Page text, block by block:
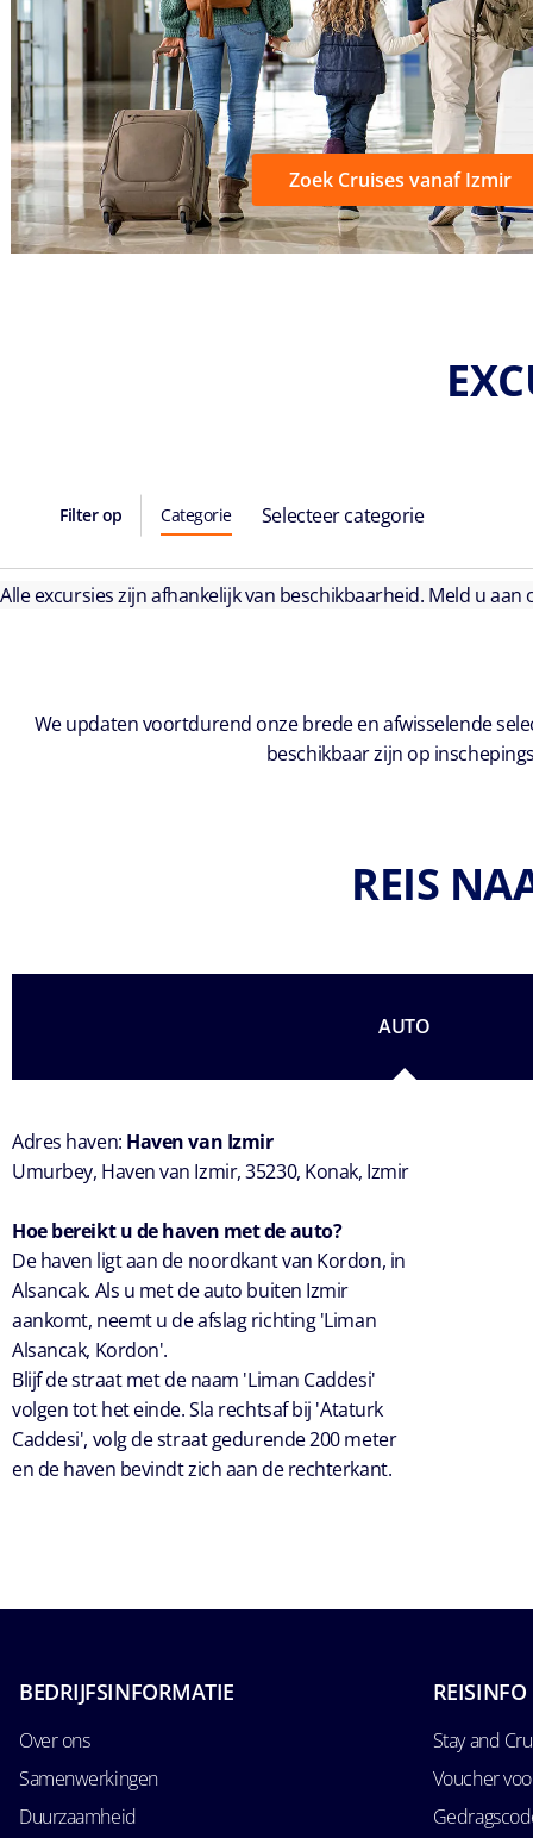
Zoek Cruises vanaf Izmir
Filter op Categorie Selecteer categorie
Alle excursies zijn afhankelijk van beschikbaarheid. Meld u
We updaten voortdurend onze brede en afwisselende
beschikbaar zijn op
REIS
AUTO
Adres haven: Haven van Izmir
Umurbey, Haven van Izmir, 35230, Konak, Izmir
Hoe bereikt u de haven met de auto?
De haven ligt aan de noordkant van Kordon, in
Alsancak. Als u met de auto buiten Izmir
aankomt, neemt u de afslag richting 'Liman
Alsancak, Kordon'.
Blijf de straat met de naam 'Liman Caddesi'
volgen tot het einde. Sla rechtsaf bij 'Ataturk
Caddesi', volg de straat gedurende 200 meter
en de haven bevindt zich aan de rechterkant.
BEDRIJFSINFORMATIE
Over ons
Samenwerkingen
Duurzaamheid
REISINFO
Stay and
Voucher